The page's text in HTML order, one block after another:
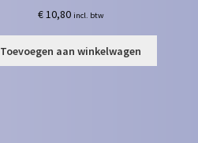
€10,80 incl. btw
Toevoegen aan winkelwagen